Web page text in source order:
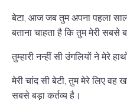
बेटा, आज जब तुम अपना पहला साल
बताना चाहता है कि तुम मेरी सबसे
तुम्हारी नन्हीं सी उंगलियों ने मेरे
मेरी चांद सी बेटी, तुम मेरे लिए वह
सबसे बड़ा कर्तव्य है।